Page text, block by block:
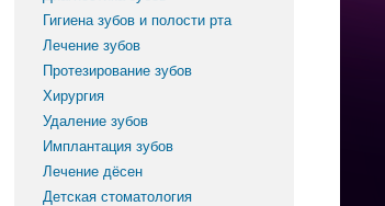
Гигиена зубов и полости рта
Лечение зубов
Протезирование зубов
Хирургия
Удаление зубов
Имплантация зубов
Лечение дёсен
Детская стоматология